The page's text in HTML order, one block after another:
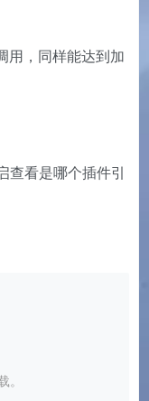
用，同样能达到加
查看是哪个插件引
。